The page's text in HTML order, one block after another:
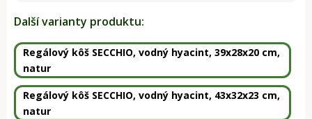
Další varianty produktu:
Regálový kôš SECCHIO, vodný hyacint, 39x28x20 cm,
natur
Regálový kôš SECCHIO, vodný hyacint, 43x32x23 cm,
natur